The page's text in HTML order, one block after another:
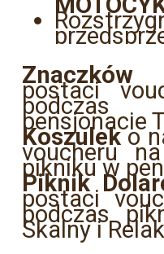
Znaczków
postaci
pensjonacie
Koszuleko
voucheru
pikniku w
Piknik
postaci
podczas
Skalny i